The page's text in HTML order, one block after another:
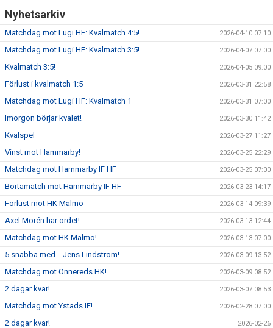
Nyhetsarkiv
Matchdag mot Lugi HF: Kvalmatch 4:5! 2026-04-10 07:10
Matchdag mot Lugi HF: Kvalmatch 3:5! 2026-04-07 07:00
Kvalmatch 3:5! 2026-04-05 09:00
Förlust i kvalmatch 1:5 2026-03-31 22:58
Matchdag mot Lugi HF: Kvalmatch 1 2026-03-31 07:00
Imorgon börjar kvalet! 2026-03-30 11:42
Kvalspel 2026-03-27 11:27
Vinst mot Hammarby! 2026-03-25 22:29
Matchdag mot Hammarby IF HF 2026-03-25 07:00
Bortamatch mot Hammarby IF HF 2026-03-23 14:17
Förlust mot HK Malmö 2026-03-14 09:39
Axel Morén har ordet! 2026-03-13 12:44
Matchdag mot HK Malmö! 2026-03-13 07:00
5 snabba med... Jens Lindström! 2026-03-09 13:52
Matchdag mot Önnereds HK! 2026-03-09 08:52
2 dagar kvar! 2026-03-07 08:53
Matchdag mot Ystads IF! 2026-02-28 07:00
2 dagar kvar! 2026-02-26